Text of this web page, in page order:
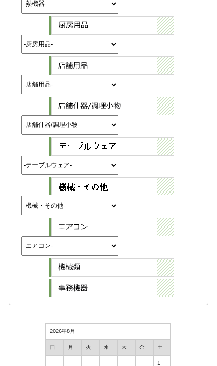
2026年8月
日 月 火 水 木 金 土
1